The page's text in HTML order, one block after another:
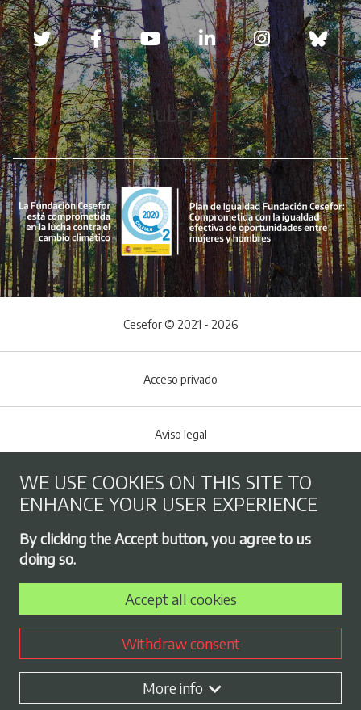
Redes sociales
Hubspot
Footer menu
Cesefor © 2021 - 2026
Acceso privado
Aviso legal
Cookies policy
Privacy Policy
Employment exchange
Contract profile
WE USE COOKIES ON THIS SITE TO
ENHANCE YOUR USER EXPERIENCE
By clicking the Accept button, you agree to us
doing so.
Accept all cookies
Withdraw consent
More info